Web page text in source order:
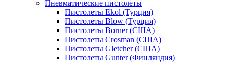
Пневматические пистолеты
Пистолеты Ekol (Турция)
Пистолеты Blow (Турция)
Пистолеты Borner (США)
Пистолеты Crosman (США)
Пистолеты Gletcher (США)
Пистолеты Gunter (Финляндия)